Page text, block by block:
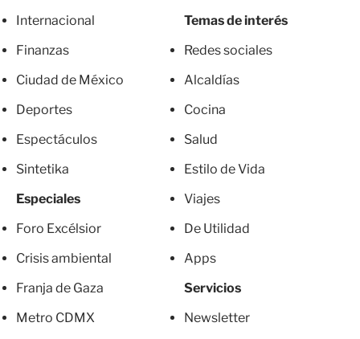
Internacional
Finanzas
Ciudad de México
Deportes
Espectáculos
Sintetika
Especiales
Foro Excélsior
Crisis ambiental
Franja de Gaza
Metro CDMX
Temas de interés
Redes sociales
Alcaldías
Cocina
Salud
Estilo de Vida
Viajes
De Utilidad
Apps
Servicios
Newsletter